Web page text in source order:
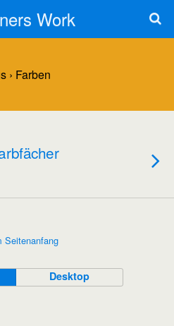
Work
› Farben
Seitenanfang
Desktop